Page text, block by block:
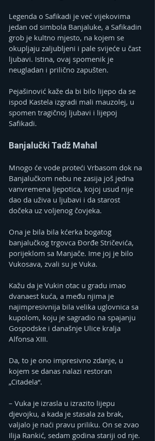
Legenda o Safikadi je već vijekovima
jedan od simbola Banjaluke, a Safikadin
grob je kultno mjesto, na kojem se
okupljaju zaljubljeni i pale svijeće u čast
ljubavi. Istina, ovaj spomenik je
neugladan i prilično zapušten.
Pejašinović kaže da bi bilo lijepo da se
ispod Kastela izgradi mali mauzolej, u
spomen tragičnoj ljubavi i lijepoj
Safikadi.
Banjalučki Tadž Mahal
Mnogo će vode proteći Vrbasom dok na
Banjalučkom nebu ne zasija još jedna
vanvremena ljepotica, kojoj usud nije
dao da uživa u ljubavi i da starost
dočeka uz voljenog čovjeka.
Ona je bila bila kćerka bogatog
banjalučkog trgovca Đorđe Stričevića,
porijeklom sa Manjače. Ime joj je bilo
Vukosava, zvali su je Vuka.
Kažu da je Vukin otac u gradu imao
dvanaest kuća, a među njima je
najimpresivnija bila velika uglovnica sa
kupolom, koju je sagradio na spajanju
Gospodske i današnje Ulice kralja
Alfonsa XIII.
Da, to je ono impresivno zdanje, u
kojem se danas nalazi restoran
„Citadela“.
– Vuka je izrasla u izrazito lijepu
djevojku, a kada je stasala za brak,
valjalo je naći pravu priliku. On se zvao
Ilija Rankić, sedam godina stariji od nje.